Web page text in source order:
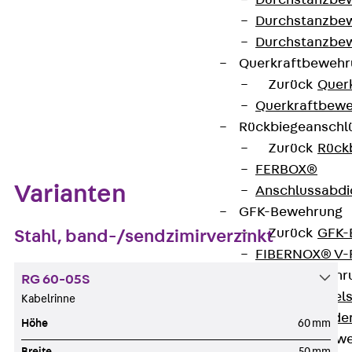
Zurück
Zurück
FERBOX®
GFK-Bewehrung
Zurück
FIBERNOX® V-
Varianten
Stahl, band-/sendzimirverzinkt
RG 60-05S
Kabelrinne
Höhe 60 mm